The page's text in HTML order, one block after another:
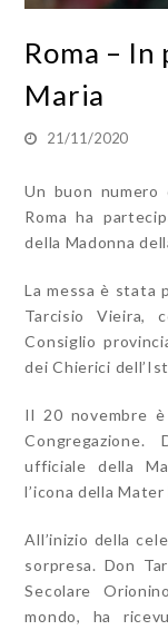
Roma –
Maria
21/11/2020
Un buon
Roma ha
della Madonna
La messa è stata
Tarcisio Vieira,
Consiglio
dei Chierici
Il 20 novembre
ufficiale della
l’icona della
All’inizio della
sorpresa. Don
Secolare
mondo, ha